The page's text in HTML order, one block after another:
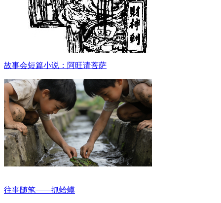
故事会短篇小说：阿旺请菩萨
往事随笔——抓蛤蟆